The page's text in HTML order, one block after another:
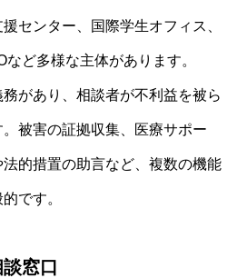
センター、国際学生オフィス、
ど多様な主体があります。
があり、相談者が不利益を被ら
被害の証拠収集、医療サポー
法的措置の助言など、複数の機能
です。
窓口